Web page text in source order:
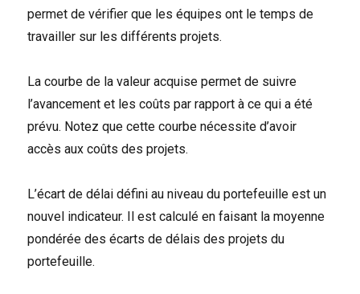
permet de vérifier que les équipes ont le temps de
travailler sur les différents projets.
La courbe de la valeur acquise permet de suivre
l’avancement et les coûts par rapport à ce qui a été
prévu. Notez que cette courbe nécessite d’avoir
accès aux coûts des projets.
L’écart de délai défini au niveau du portefeuille est un
nouvel indicateur. Il est calculé en faisant la moyenne
pondérée des écarts de délais des projets du
portefeuille.